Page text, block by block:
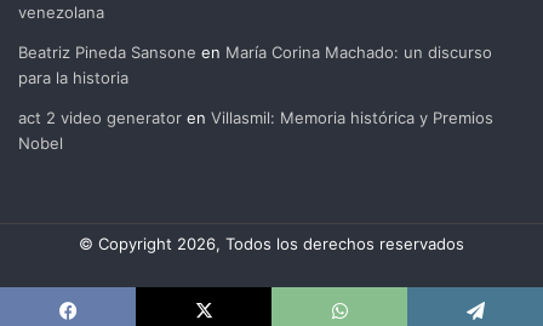
venezolana
Beatriz Pineda Sansone en María Corina Machado: un discurso
para la historia
act 2 video generator en Villasmil: Memoria histórica y Premios
Nobel
© Copyright 2026, Todos los derechos reservados